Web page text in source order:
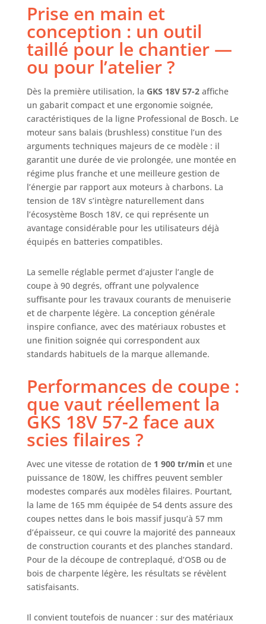
d’aspiration
compatible avec
tous les
aspirateurs Bosch
Progression de
travail rapide et
autonomie
maximale
AMPShare : Les
batteries et
chargeurs sont
entièrement
compatibles avec
le Professional
18V System Bosch
et avec de
nombreux autres
outils de l’Alliance
multi-marques
2
Prise en main et
conception : un outil
taillé pour le chantier —
ou pour l’atelier ?
Dès la première utilisation, la GKS 18V 57-2affiche
un gabarit compact et une ergonomie soignée,
caractéristiques de la ligne Professional de Bosch. Le
moteur sans balais (brushless) constitue l’un des
arguments techniques majeurs de ce modèle : il
garantit une durée de vie prolongée, une montée en
régime plus franche et une meilleure gestion de
l’énergie par rapport aux moteurs à charbons. La
tension de 18V s’intègre naturellement dans
l’écosystème Bosch 18V, ce qui représente un
avantage considérable pour les utilisateurs déjà
équipés en batteries compatibles.
La semelle réglable permet d’ajuster l’angle de
coupe à 90 degrés, offrant une polyvalence
suffisante pour les travaux courants de menuiserie
et de charpente légère. La conception générale
inspire confiance, avec des matériaux robustes et
une finition soignée qui correspondent aux
standards habituels de la marque allemande.
Performances de coupe :
que vaut réellement la
GKS 18V 57-2 face aux
scies filaires ?
Avec une vitesse de rotation de 1 900 tr/minet une
puissance de 180W, les chiffres peuvent sembler
modestes comparés aux modèles filaires. Pourtant,
la lame de 165 mm équipée de 54 dents assure des
coupes nettes dans le bois massif jusqu’à 57 mm
d’épaisseur, ce qui couvre la majorité des panneaux
de construction courants et des planches standard.
Pour de la découpe de contreplaqué, d’OSB ou de
bois de charpente légère, les résultats se révèlent
satisfaisants.
Il convient toutefois de nuancer : sur des matériaux